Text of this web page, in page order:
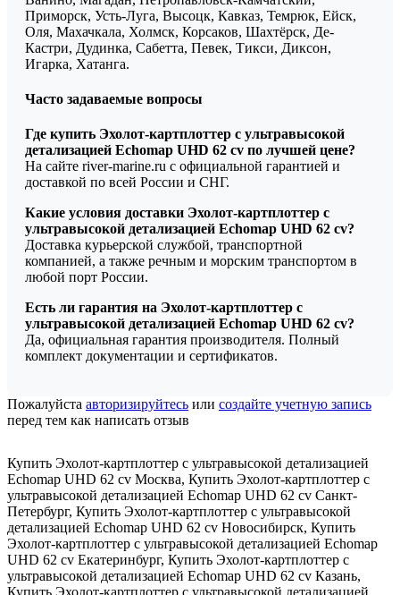
Приморск, Усть-Луга, Высоцк, Кавказ, Темрюк, Ейск,
Оля, Махачкала, Холмск, Корсаков, Шахтёрск, Де-
Кастри, Дудинка, Сабетта, Певек, Тикси, Диксон,
Игарка, Хатанга.
Часто задаваемые вопросы
Где купить Эхолот-картплоттер с ультравысокой
детализацией Echomap UHD 62 cv по лучшей цене?
На сайте river-marine.ru с официальной гарантией и
доставкой по всей России и СНГ.
Какие условия доставки Эхолот-картплоттер с
ультравысокой детализацией Echomap UHD 62 cv?
Доставка курьерской службой, транспортной
компанией, а также речным и морским транспортом в
любой порт России.
Есть ли гарантия на Эхолот-картплоттер с
ультравысокой детализацией Echomap UHD 62 cv?
Да, официальная гарантия производителя. Полный
комплект документации и сертификатов.
Пожалуйста авторизируйтесь или создайте учетную запись
перед тем как написать отзыв
Купить Эхолот-картплоттер с ультравысокой детализацией
Echomap UHD 62 cv Москва, Купить Эхолот-картплоттер с
ультравысокой детализацией Echomap UHD 62 cv Санкт-
Петербург, Купить Эхолот-картплоттер с ультравысокой
детализацией Echomap UHD 62 cv Новосибирск, Купить
Эхолот-картплоттер с ультравысокой детализацией Echomap
UHD 62 cv Екатеринбург, Купить Эхолот-картплоттер с
ультравысокой детализацией Echomap UHD 62 cv Казань,
Купить Эхолот-картплоттер с ультравысокой детализацией